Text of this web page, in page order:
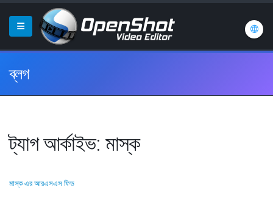
ব্লগ
ট্যাগ আর্কাইভ: মাস্ক
মাস্ক এর আরএসএস ফিড